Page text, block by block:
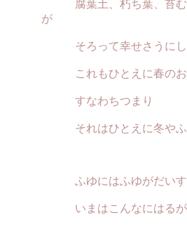
腐葉土、朽ち葉、苔むし
が
そろって幸せさうにし
これもひとえに春のお
すなわちつまり
それはひとえに冬やふ
ふゆにはふゆがだいす
いまはこんなにはるが